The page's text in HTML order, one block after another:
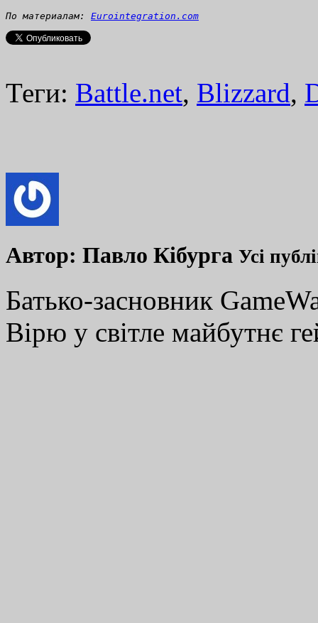
По материалам: Eurointegration.com
Теги: Battle.net, Blizzard,
Автор: Павло Кібурга Усі
Батько-засновник
Вірю у світле майбутнє